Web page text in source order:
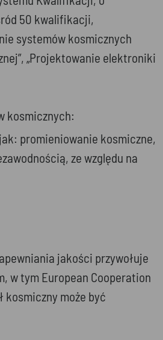
50 kwalifikacji,
systemów kosmicznych
„Projektowanie elektroniki
kosmicznych:
promieniowanie kosmiczne,
ze względu na
jakości przywołuje
w tym European Cooperation
kosmiczny może być